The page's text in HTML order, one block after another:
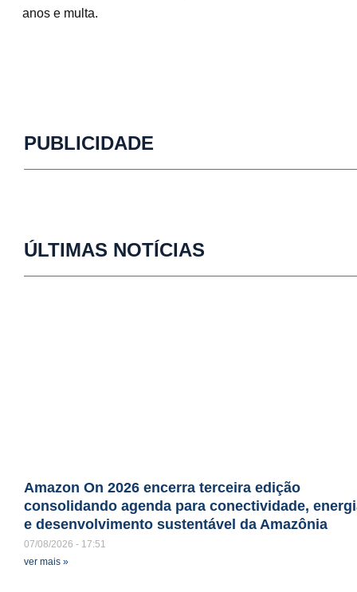
anos e multa.
PUBLICIDADE
ÚLTIMAS NOTÍCIAS
Amazon On 2026 encerra terceira edição
consolidando agenda para conectividade,
e desenvolvimento sustentável da Amazônia
07/08/2026
17:51
ver mais »